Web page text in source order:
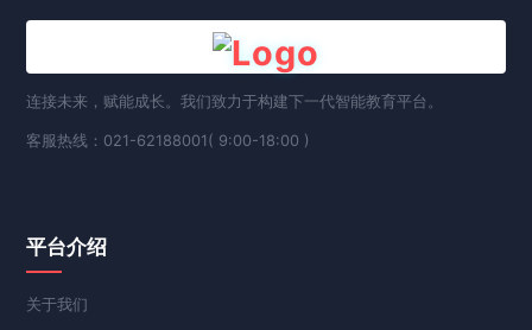
连接未来，赋能成长。我们致力于构建下一代智能教育平台。
客服热线：021-62188001( 9:00-18:00 )
平台介绍
关于我们